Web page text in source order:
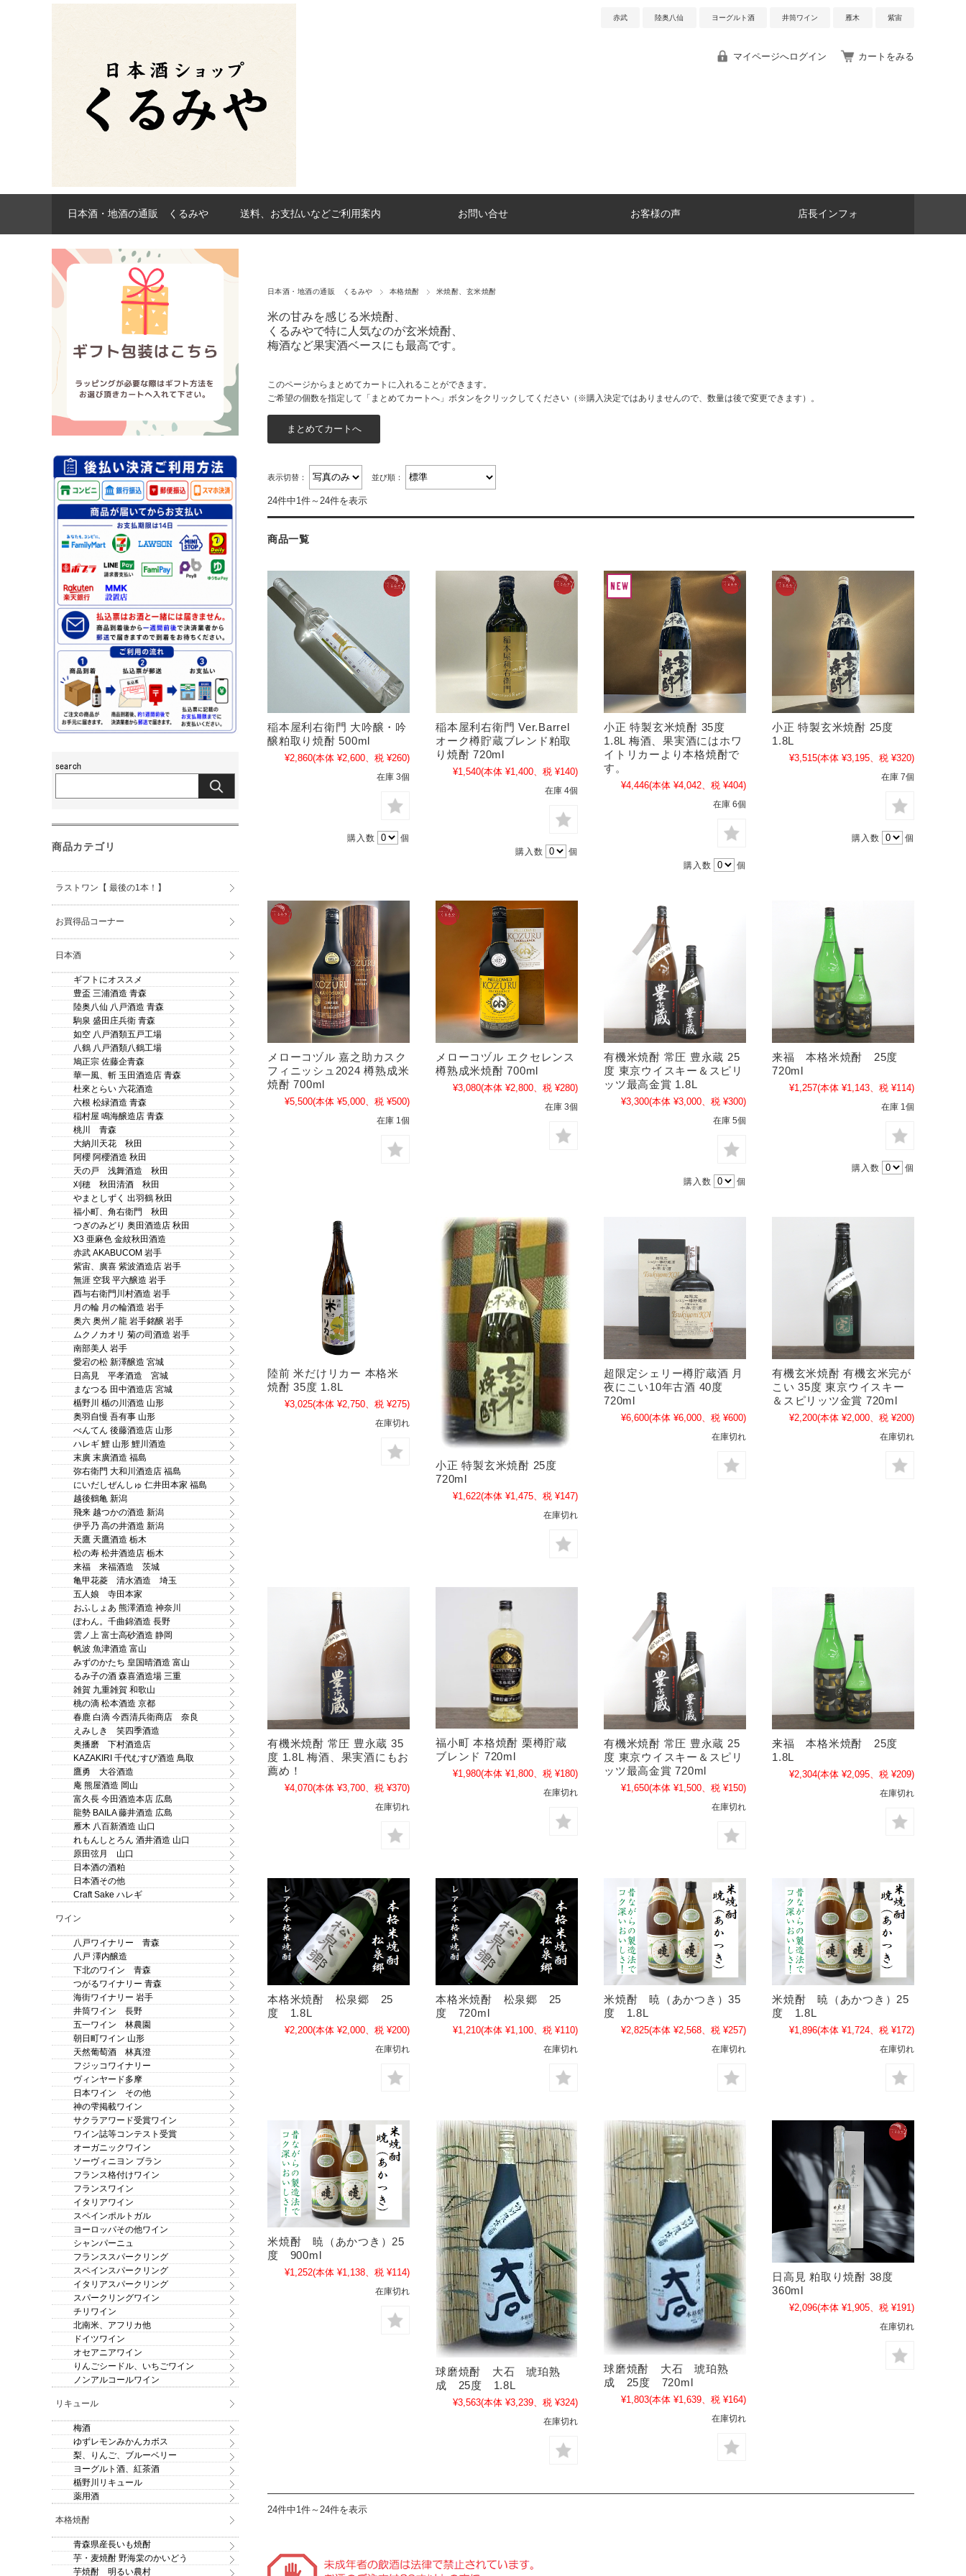
赤武 陸奥八仙 ヨーグルト酒 井筒ワイン 雁木 紫宙
マイページへログイン カートをみる
日本酒・地酒の通販 くるみや 送料、お支払いなどご利用案内 お問い合せ お客様の声 店長インフォ
日本酒・地酒の通販 くるみや 本格焼酎 米焼酎、玄米焼酎
米の甘みを感じる米焼酎、
くるみやで特に人気なのが玄米焼酎、
梅酒など果実酒ベースにも最高です。
このページからまとめてカートに入れることができます。
ご希望の個数を指定して「まとめてカートへ」ボタンをクリックしてください（※購入決定ではありませんので、数量は後で変更できます）。
表示切替： 並び順：
24件中1件～24件を表示
商品一覧
稲本屋利右衛門 大吟醸・吟
醸粕取り焼酎 500ml
¥2,860(本体 ¥2,600、税 ¥260)
在庫 3個
購入数 個
稲本屋利右衛門 Ver.Barrel
オーク樽貯蔵ブレンド粕取
り焼酎 720ml
¥1,540(本体 ¥1,400、税 ¥140)
在庫 4個
購入数 個
小正 特製玄米焼酎 35度
1.8L 梅酒、果実酒にはホワ
イトリカーより本格焼酎で
す。
¥4,446(本体 ¥4,042、税 ¥404)
在庫 6個
購入数 個
小正 特製玄米焼酎 25度
1.8L
¥3,515(本体 ¥3,195、税 ¥320)
在庫 7個
購入数 個
メローコヅル 嘉之助カスク
フィニッシュ2024 樽熟成米
焼酎 700ml
¥5,500(本体 ¥5,000、税 ¥500)
在庫 1個
メローコヅル エクセレンス
樽熟成米焼酎 700ml
¥3,080(本体 ¥2,800、税 ¥280)
在庫 3個
有機米焼酎 常圧 豊永蔵 25
度 東京ウイスキー＆スピリ
ッツ最高金賞 1.8L
¥3,300(本体 ¥3,000、税 ¥300)
在庫 5個
購入数 個
来福 本格米焼酎 25度
720ml
¥1,257(本体 ¥1,143、税 ¥114)
在庫 1個
購入数 個
陸前 米だけリカー 本格米
焼酎 35度 1.8L
¥3,025(本体 ¥2,750、税 ¥275)
在庫切れ
小正 特製玄米焼酎 25度
720ml
¥1,622(本体 ¥1,475、税 ¥147)
在庫切れ
超限定シェリー樽貯蔵酒 月
夜にこい10年古酒 40度
720ml
¥6,600(本体 ¥6,000、税 ¥600)
在庫切れ
有機玄米焼酎 有機玄米完が
こい 35度 東京ウイスキー
＆スピリッツ金賞 720ml
¥2,200(本体 ¥2,000、税 ¥200)
在庫切れ
有機米焼酎 常圧 豊永蔵 35
度 1.8L 梅酒、果実酒にもお
薦め！
¥4,070(本体 ¥3,700、税 ¥370)
在庫切れ
福小町 本格焼酎 栗樽貯蔵
ブレンド 720ml
¥1,980(本体 ¥1,800、税 ¥180)
在庫切れ
有機米焼酎 常圧 豊永蔵 25
度 東京ウイスキー＆スピリ
ッツ最高金賞 720ml
¥1,650(本体 ¥1,500、税 ¥150)
在庫切れ
来福 本格米焼酎 25度
1.8L
¥2,304(本体 ¥2,095、税 ¥209)
在庫切れ
本格米焼酎 松泉郷 25
度 1.8L
¥2,200(本体 ¥2,000、税 ¥200)
在庫切れ
本格米焼酎 松泉郷 25
度 720ml
¥1,210(本体 ¥1,100、税 ¥110)
在庫切れ
米焼酎 暁（あかつき）35
度 1.8L
¥2,825(本体 ¥2,568、税 ¥257)
在庫切れ
米焼酎 暁（あかつき）25
度 1.8L
¥1,896(本体 ¥1,724、税 ¥172)
在庫切れ
米焼酎 暁（あかつき）25
度 900ml
¥1,252(本体 ¥1,138、税 ¥114)
在庫切れ
球磨焼酎 大石 琥珀熟
成 25度 1.8L
¥3,563(本体 ¥3,239、税 ¥324)
在庫切れ
球磨焼酎 大石 琥珀熟
成 25度 720ml
¥1,803(本体 ¥1,639、税 ¥164)
在庫切れ
日高見 粕取り焼酎 38度
360ml
¥2,096(本体 ¥1,905、税 ¥191)
在庫切れ
24件中1件～24件を表示
商品カテゴリ
ラストワン【 最後の1本！】
お買得品コーナー
日本酒
ギフトにオススメ
豊盃 三浦酒造 青森
陸奥八仙 八戸酒造 青森
駒泉 盛田庄兵衛 青森
如空 八戸酒類五戸工場
八鶴 八戸酒類八鶴工場
鳩正宗 佐藤企青森
華一風、斬 玉田酒造店 青森
杜來とらい 六花酒造
六根 松緑酒造 青森
稲村屋 鳴海醸造店 青森
桃川 青森
大納川天花 秋田
阿櫻 阿櫻酒造 秋田
天の戸 浅舞酒造 秋田
刈穂 秋田清酒 秋田
やまとしずく 出羽鶴 秋田
福小町、角右衛門 秋田
つぎのみどり 奥田酒造店 秋田
X3 亜麻色 金紋秋田酒造
赤武 AKABUCOM 岩手
紫宙、廣喜 紫波酒造店 岩手
無涯 空我 平六醸造 岩手
酉与右衛門川村酒造 岩手
月の輪 月の輪酒造 岩手
奥六 奥州ノ龍 岩手銘醸 岩手
ムクノカオリ 菊の司酒造 岩手
南部美人 岩手
愛宕の松 新澤醸造 宮城
日高見 平孝酒造 宮城
まなつる 田中酒造店 宮城
楯野川 楯の川酒造 山形
奥羽自慢 吾有事 山形
べんてん 後藤酒造店 山形
ハレギ 鯉 山形 鯉川酒造
末廣 末廣酒造 福島
弥右衛門 大和川酒造店 福島
にいだしぜんしゅ 仁井田本家 福島
越後鶴亀 新潟
飛来 越つかの酒造 新潟
伊乎乃 高の井酒造 新潟
天鷹 天鷹酒造 栃木
松の寿 松井酒造店 栃木
来福 来福酒造 茨城
亀甲花菱 清水酒造 埼玉
五人娘 寺田本家
おふしょあ 熊澤酒造 神奈川
ぽわん。千曲錦酒造 長野
雲ノ上 富士高砂酒造 静岡
帆波 魚津酒造 富山
みずのかたち 皇国晴酒造 富山
るみ子の酒 森喜酒造場 三重
雑賀 九重雑賀 和歌山
桃の滴 松本酒造 京都
春鹿 白滴 今西清兵衛商店 奈良
えみしき 笑四季酒造
奥播磨 下村酒造店
KAZAKIRI 千代むすび酒造 鳥取
鷹勇 大谷酒造
庵 熊屋酒造 岡山
富久長 今田酒造本店 広島
龍勢 BAILA 藤井酒造 広島
雁木 八百新酒造 山口
れもんしとろん 酒井酒造 山口
原田弦月 山口
日本酒の酒粕
日本酒その他
Craft Sake ハレギ
ワイン
八戸ワイナリー 青森
八戸 澤内醸造
下北のワイン 青森
つがるワイナリー 青森
海街ワイナリー 岩手
井筒ワイン 長野
五一ワイン 林農園
朝日町ワイン 山形
天然葡萄酒 林真澄
フジッコワイナリー
ヴィンヤード多摩
日本ワイン その他
神の雫掲載ワイン
サクラアワード受賞ワイン
ワイン誌等コンテスト受賞
オーガニックワイン
ソーヴィニヨン ブラン
フランス格付けワイン
フランスワイン
イタリアワイン
スペインポルトガル
ヨーロッパその他ワイン
シャンパーニュ
フランススパークリング
スペインスパークリング
イタリアスパークリング
スパークリングワイン
チリワイン
北南米、アフリカ他
ドイツワイン
オセアニアワイン
りんごシードル、いちごワイン
ノンアルコールワイン
リキュール
梅酒
ゆずレモンみかんカボス
梨、りんご、ブルーベリー
ヨーグルト酒、紅茶酒
楯野川リキュール
薬用酒
本格焼酎
青森県産長いも焼酎
芋・麦焼酎 野海棠のかいどう
芋焼酎 明るい農村